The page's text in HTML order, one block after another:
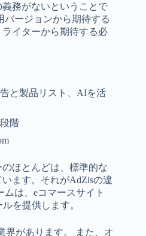
務がないということで
バージョンから期待する
イターから期待する必
と製品リスト、AIを活
階
ほとんどは、標準的な
ます。それがAdZisの違
は、eコマースサイト
を提供します。
界があります。 また、オ